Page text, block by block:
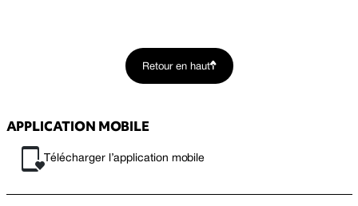
Retour en haut
APPLICATION MOBILE
Télécharger l’application mobile